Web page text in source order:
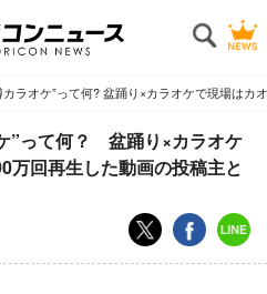
カラオケ”って何? 盆踊り×カラオケで現場は
”って何？ 盆踊り×カラオケ
回再生した動画の投稿主と